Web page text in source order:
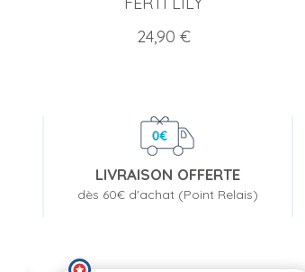
Prix
24,90 €
LIVRAISON OFFERTE
dès 60€ d'achat (Point Relais)